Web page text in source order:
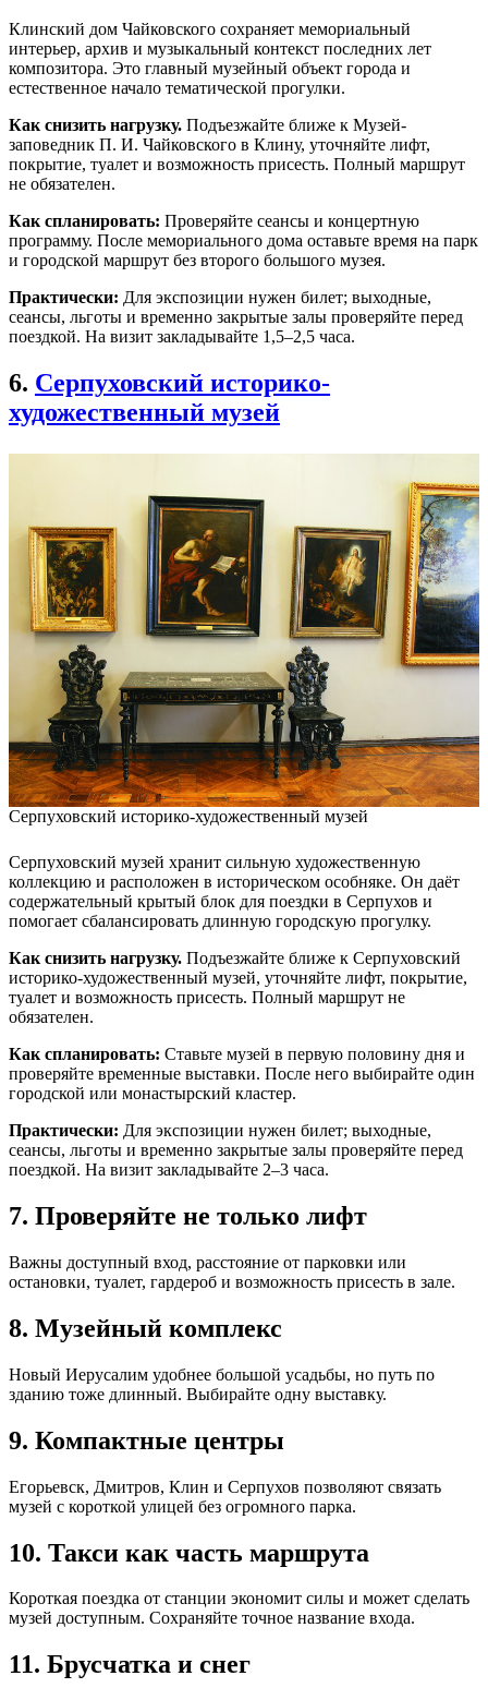
Клинский дом Чайковского сохраняет мемориальный
интерьер, архив и музыкальный контекст последних лет
композитора. Это главный музейный объект города и
естественное начало тематической прогулки.
Как снизить нагрузку. Подъезжайте ближе к Музей-
заповедник П. И. Чайковского в Клину, уточняйте лифт,
покрытие, туалет и возможность присесть. Полный маршрут
не обязателен.
Как спланировать: Проверяйте сеансы и концертную
программу. После мемориального дома оставьте время на парк
и городской маршрут без второго большого музея.
Практически: Для экспозиции нужен билет; выходные,
сеансы, льготы и временно закрытые залы проверяйте перед
поездкой. На визит закладывайте 1,5–2,5 часа.
6. Серпуховский историко-
художественный музей
Серпуховский историко-художественный музей
Серпуховский музей хранит сильную художественную
коллекцию и расположен в историческом особняке. Он даёт
содержательный крытый блок для поездки в Серпухов и
помогает сбалансировать длинную городскую прогулку.
Как снизить нагрузку. Подъезжайте ближе к Серпуховский
историко-художественный музей, уточняйте лифт, покрытие,
туалет и возможность присесть. Полный маршрут не
обязателен.
Как спланировать: Ставьте музей в первую половину дня и
проверяйте временные выставки. После него выбирайте один
городской или монастырский кластер.
Практически: Для экспозиции нужен билет; выходные,
сеансы, льготы и временно закрытые залы проверяйте перед
поездкой. На визит закладывайте 2–3 часа.
7. Проверяйте не только лифт
Важны доступный вход, расстояние от парковки или
остановки, туалет, гардероб и возможность присесть в зале.
8. Музейный комплекс
Новый Иерусалим удобнее большой усадьбы, но путь по
зданию тоже длинный. Выбирайте одну выставку.
9. Компактные центры
Егорьевск, Дмитров, Клин и Серпухов позволяют связать
музей с короткой улицей без огромного парка.
10. Такси как часть маршрута
Короткая поездка от станции экономит силы и может сделать
музей доступным. Сохраняйте точное название входа.
11. Брусчатка и снег